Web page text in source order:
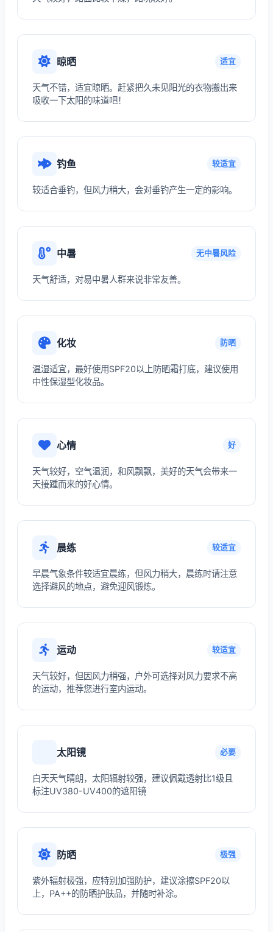
晾晒 适宜
天气不错，适宜晾晒。赶紧把久未见阳光的衣物搬出来
吸收一下太阳的味道吧！
钓鱼 较适宜
较适合垂钓，但风力稍大，会对垂钓产生一定的影响。
中暑 无中暑风险
天气舒适，对易中暑人群来说非常友善。
化妆 防晒
温湿适宜，最好使用SPF20以上防晒霜打底，建议使用
中性保湿型化妆品。
心情 好
天气较好，空气温润，和风飘飘，美好的天气会带来一
天接踵而来的好心情。
晨练 较适宜
早晨气象条件较适宜晨练，但风力稍大，晨练时请注意
选择避风的地点，避免迎风锻炼。
运动 较适宜
天气较好，但因风力稍强，户外可选择对风力要求不高
的运动，推荐您进行室内运动。
太阳镜 必要
白天天气晴朗，太阳辐射较强，建议佩戴透射比1级且
标注UV380-UV400的遮阳镜
防晒 极强
紫外辐射极强，应特别加强防护，建议涂擦SPF20以
上，PA++的防晒护肤品，并随时补涂。